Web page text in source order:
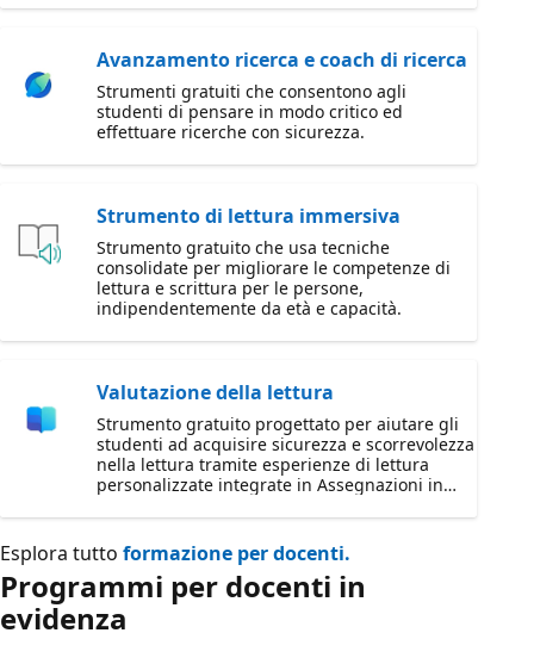
Avanzamento ricerca e coach di ricerca
Strumenti gratuiti che consentono agli
studenti di pensare in modo critico ed
effettuare ricerche con sicurezza.
Strumento di lettura immersiva
Strumento gratuito che usa tecniche
consolidate per migliorare le competenze di
lettura e scrittura per le persone,
indipendentemente da età e capacità.
Valutazione della lettura
Strumento gratuito progettato per aiutare gli
studenti ad acquisire sicurezza e scorrevolezza
nella lettura tramite esperienze di lettura
personalizzate integrate in Assegnazioni in
Esplora tutto formazione per docenti.
Programmi per docenti in
evidenza